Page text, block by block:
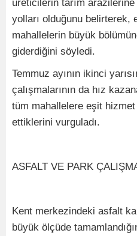
üreticilerin tarım arazilerine
yolları olduğunu belirterek,
mahallelerin büyük
giderdiğini söyledi.
Temmuz ayının ikinci
çalışmalarının da hız
tüm mahallelere eşit hizmet
ettiklerini vurguladı.
ASFALT VE PARK
Kent merkezindeki asfalt
büyük ölçüde